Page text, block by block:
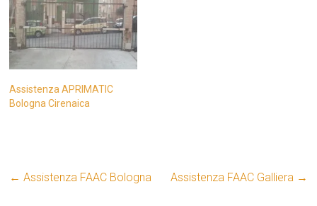
Assistenza APRIMATIC
Bologna Cirenaica
← Assistenza FAAC Bologna Assistenza FAAC Galliera →